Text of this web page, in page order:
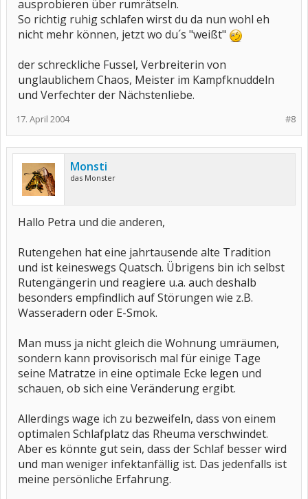
ausprobieren über rumrätseln.
So richtig ruhig schlafen wirst du da nun wohl eh
nicht mehr können, jetzt wo du´s "weißt"
der schreckliche Fussel, Verbreiterin von
unglaublichem Chaos, Meister im Kampfknuddeln
und Verfechter der Nächstenliebe.
#8
17. April 2004
Monsti
das Monster
Hallo Petra und die anderen,
Rutengehen hat eine jahrtausende alte Tradition
und ist keineswegs Quatsch. Übrigens bin ich selbst
Rutengängerin und reagiere u.a. auch deshalb
besonders empfindlich auf Störungen wie z.B.
Wasseradern oder E-Smok.
Man muss ja nicht gleich die Wohnung umräumen,
sondern kann provisorisch mal für einige Tage
seine Matratze in eine optimale Ecke legen und
schauen, ob sich eine Veränderung ergibt.
Allerdings wage ich zu bezweifeln, dass von einem
optimalen Schlafplatz das Rheuma verschwindet.
Aber es könnte gut sein, dass der Schlaf besser wird
und man weniger infektanfällig ist. Das jedenfalls ist
meine persönliche Erfahrung.